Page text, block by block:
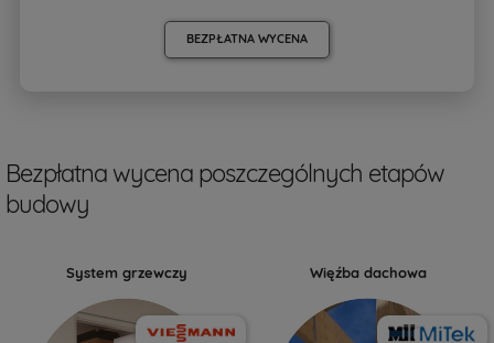
BEZPŁATNA WYCENA
Bezpłatna wycena poszczególnych etapów
budowy
System grzewczy Więźba dachowa